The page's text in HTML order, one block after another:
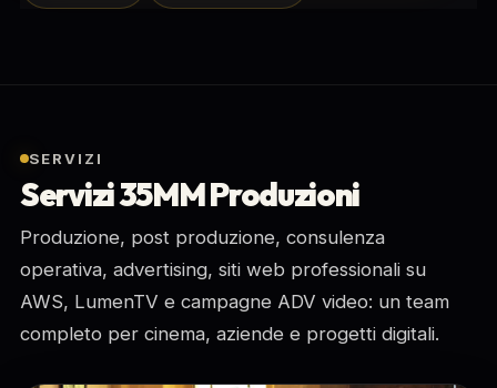
SERVIZI
Servizi 35MM Produzioni
Produzione, post produzione, consulenza
operativa, advertising, siti web professionali su
AWS, LumenTV e campagne ADV video: un team
completo per cinema, aziende e progetti digitali.